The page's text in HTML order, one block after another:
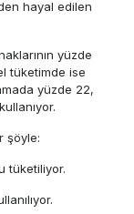
hayal edilen
yüzde
tüketimde ise
yüzde 22,
şöyle:
tüketiliyor.